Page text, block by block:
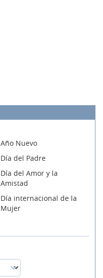
Año Nuevo
Día del Padre
Día del Amor y la
Amistad
Día internacional de la
Mujer